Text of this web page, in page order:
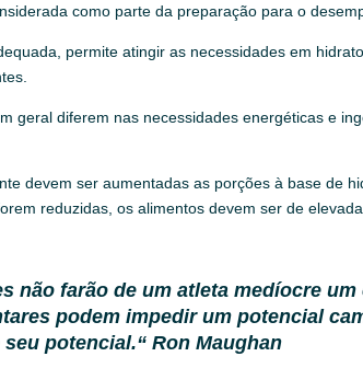
como parte da preparação para o
permite atingir as necessidades em
geral diferem nas necessidades energéticas e
devem ser aumentadas as porções à base de
reduzidas, os alimentos devem ser de
não farão de um atleta medíocre um
podem impedir um potencial
potencial.“Ron Maughan